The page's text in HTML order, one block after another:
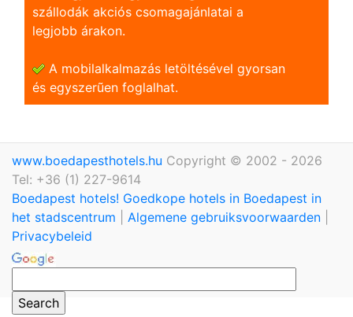
szállodák akciós csomagajánlatai a
legjobb árakon.
A mobilalkalmazás letöltésével gyorsan
és egyszerũen foglalhat.
www.boedapesthotels.hu Copyright © 2002 - 2026
Tel: +36 (1) 227-9614
Boedapest hotels! Goedkope hotels in Boedapest in
het stadscentrum
Algemene gebruiksvoorwaarden
Privacybeleid